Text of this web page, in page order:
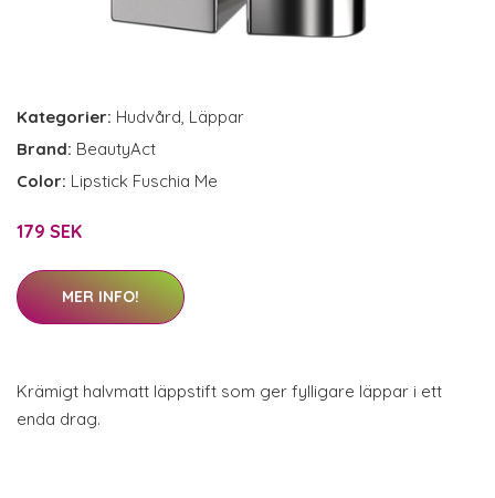
Kategorier: Hudvård, Läppar
Brand: BeautyAct
Color: Lipstick Fuschia Me
179 SEK
MER INFO!
Krämigt halvmatt läppstift som ger fylligare läppar i ett
enda drag.